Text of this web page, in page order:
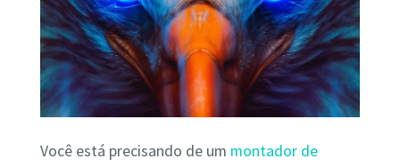
Você está precisando de um montador de